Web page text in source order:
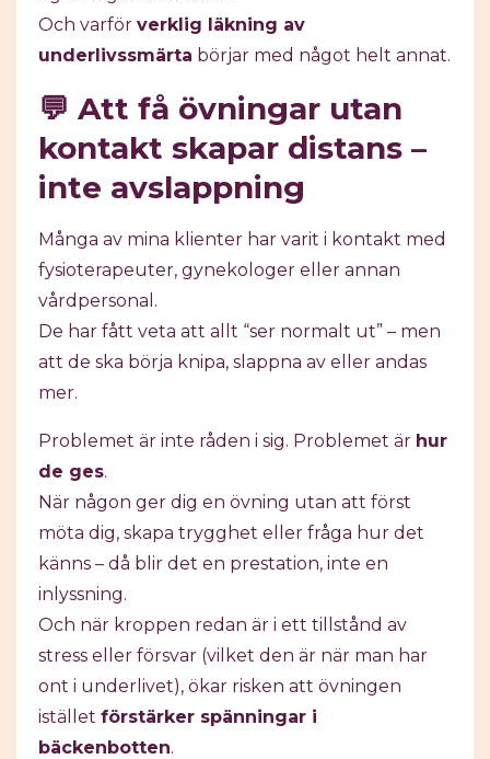
Och varför verklig läkning av
underlivssmärta börjar med något helt annat.
💬 Att få övningar utan
kontakt skapar distans –
inte avslappning
Många av mina klienter har varit i kontakt med
fysioterapeuter, gynekologer eller annan
vårdpersonal.
De har fått veta att allt “ser normalt ut” – men
att de ska börja knipa, slappna av eller andas
mer.
Problemet är inte råden i sig. Problemet är hur
de ges.
När någon ger dig en övning utan att först
möta dig, skapa trygghet eller fråga hur det
känns – då blir det en prestation, inte en
inlyssning.
Och när kroppen redan är i ett tillstånd av
stress eller försvar (vilket den är när man har
ont i underlivet), ökar risken att övningen
istället förstärker spänningar i
bäckenbotten.